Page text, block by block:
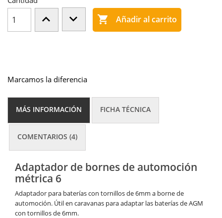
 Añadir al carrito
Marcamos la diferencia
MÁS INFORMACIÓN FICHA TÉCNICA
COMENTARIOS (4)
Adaptador de bornes de automoción
métrica 6
Adaptador para baterías con tornillos de 6mm a borne de
automoción. Útil en caravanas para adaptar las baterías de AGM
con tornillos de 6mm.